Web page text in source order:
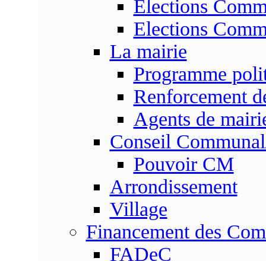
Elections
Elections
La mairie
Programme
Renforcement
Agents de
Conseil
Pouvoir CM
Arrondissement
Village
Financement des
FADeC